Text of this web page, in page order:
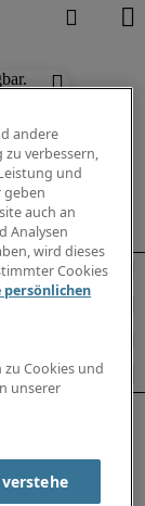
andere
verbessern,
und
geben
auch an
Analysen
wird dieses
Cookies
persönlichen
Cookies und
unserer